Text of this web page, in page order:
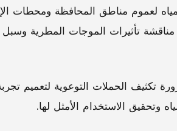
المياه لعموم مناطق المحافظة
تأثيرات الموجات المطرية وسبل
تكثيف الحملات التوعوية لتعميم
وتحقيق الاستخدام الأمثل لها.